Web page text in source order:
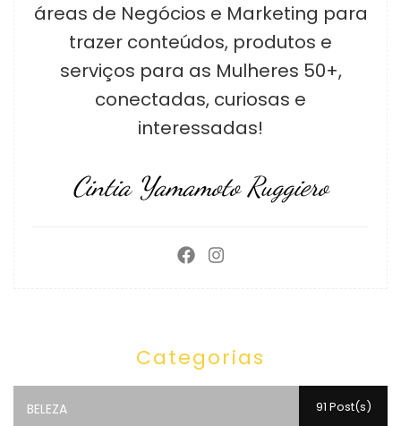
áreas de Negócios e Marketing para
trazer conteúdos, produtos e
serviços para as Mulheres 50+,
conectadas, curiosas e
interessadas!
Cintia Yamamoto Ruggiero
Categorias
BELEZA 91 Post(s)